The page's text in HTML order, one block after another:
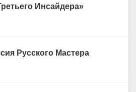
Инсайдера»
Русского Мастера